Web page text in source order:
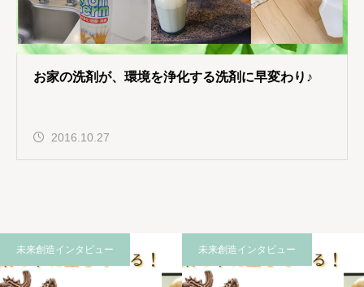
お家の洗剤が、環境を浄化する洗剤に早変わり♪
2016.10.27
未来創造インタビュー 未来創造インタビュー